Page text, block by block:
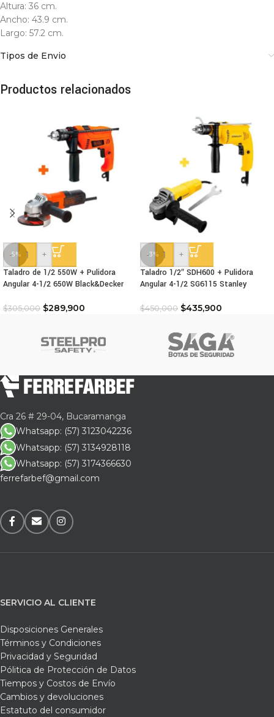
Altura: 36 cm.
Ancho: 43.9 cm.
Largo: 57.2 cm.
Tipos de Envio
Productos relacionados
-5%
-
+
Taladro de 1/2 550W + Pulidora
Angular 4-1/2 650W Black&Decker
$305,000 $289,900
-3%
-
+
Taladro 1/2″ SDH600 + Pulidora
Angular 4-1/2 SG6115 Stanley
$450,000 $435,900
Cra 26 # 29-04, Bucaramanga
Whatsapp: (57) 3123042236
Whatsapp: (57) 3134928118
Whatsapp: (57) 3174366630
ferrefarbef@gmail.com
SERVICIO AL CLIENTE
Disposiciones Generales
Términos y Condiciones
Privacidad y Seguridad
Pólitica de Protección de Datos
Tiempos y Costos de Envío
Cambios y devoluciones
Estatuto del consumidor